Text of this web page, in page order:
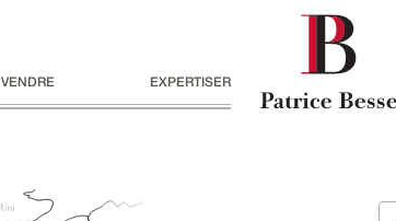
VENDRE EXPERTISER